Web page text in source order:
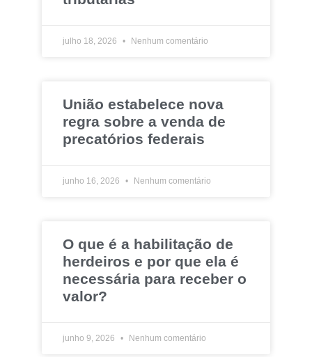
julho 18, 2026 Nenhum comentário
União estabelece nova
regra sobre a venda de
precatórios federais
junho 16, 2026 Nenhum comentário
O que é a habilitação de
herdeiros e por que ela é
necessária para receber o
valor?
junho 9, 2026 Nenhum comentário